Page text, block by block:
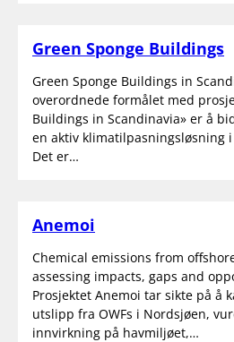
Green Sponge Buildings
Green Sponge Buildings in
overordnede formålet med
Buildings in Scandinavia» er å
en aktiv klimatilpasningsløsning
Det er…
Anemoi
Chemical emissions from
assessing impacts, gaps and
Prosjektet Anemoi tar sikte på å
utslipp fra OWFs i Nordsjøen,
innvirkning på havmiljøet,…